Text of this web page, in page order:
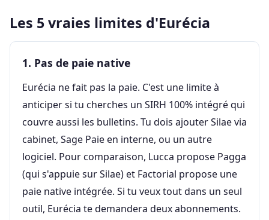
Les 5 vraies limites d'Eurécia
1. Pas de paie native
Eurécia ne fait pas la paie. C'est une limite à
anticiper si tu cherches un SIRH 100% intégré qui
couvre aussi les bulletins. Tu dois ajouter Silae via
cabinet, Sage Paie en interne, ou un autre
logiciel. Pour comparaison, Lucca propose Pagga
(qui s'appuie sur Silae) et Factorial propose une
paie native intégrée. Si tu veux tout dans un seul
outil, Eurécia te demandera deux abonnements.